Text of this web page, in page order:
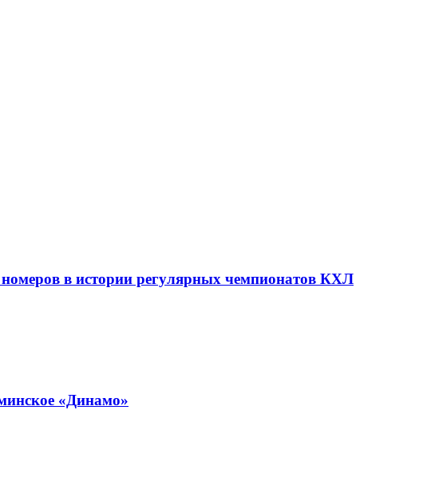
в истории регулярных чемпионатов КХЛ
«Динамо»